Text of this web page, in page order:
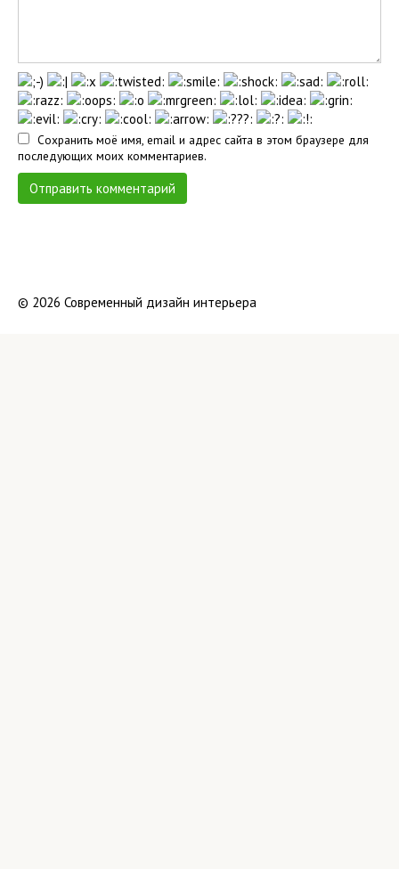
Сохранить моё имя, email и адрес сайта в этом браузере для
последующих моих комментариев.
© 2026 Современный дизайн интерьера